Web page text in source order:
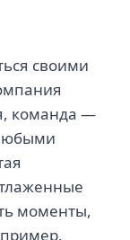
своими
команда —
моменты,